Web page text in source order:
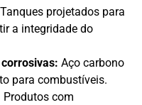
Tanques projetados para
a integridade do
Aço carbono
para combustíveis.
Produtos com